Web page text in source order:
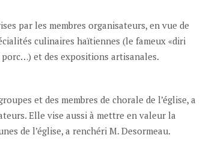
par les membres organisateurs, en vue de
culinaires haïtiennes (le fameux «diri
et des expositions artisanales.
et des membres de chorale de l’église, a
Elle vise aussi à mettre en valeur la
de l’église, a renchéri M. Desormeau.